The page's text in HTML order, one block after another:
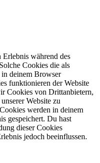
während des
Cookies die als
deinem Browser
funktionieren der Website
Cookies von Drittanbietern,
Website zu
werden in deinem
gespeichert. Du hast
dieser Cookies
jedoch beeinflussen.